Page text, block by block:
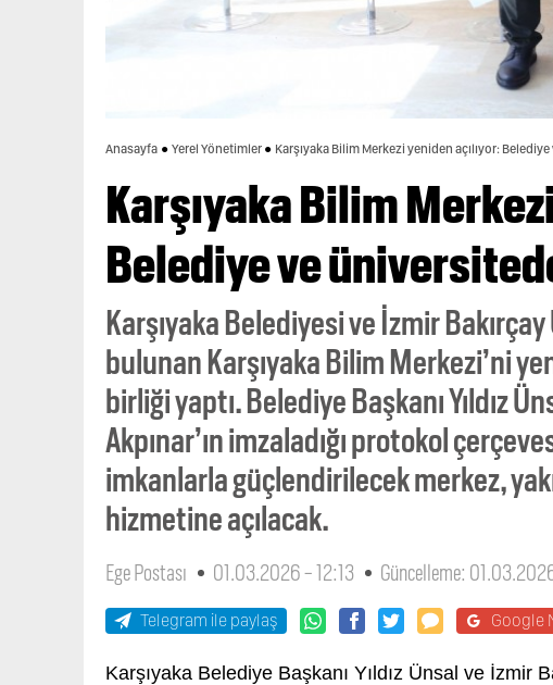
Anasayfa Yerel Yönetimler Karşıyaka Bilim Merkezi yeniden açılıyor:
Karşıyaka Bilim
Belediye ve
Karşıyaka Belediyesi ve İzmir
bulunan Karşıyaka Bilim Merkezi’ni
birliği yaptı. Belediye Başkanı Yıldız
Akpınar’ın imzaladığı protokol
imkanlarla güçlendirilecek merkez,
hizmetine açılacak.
Ege Postası 01.03.2026 - 12:13 Güncelleme:
Telegram ile paylaş Google
Karşıyaka Belediye Başkanı Yıldız Ünsal ve İzmir